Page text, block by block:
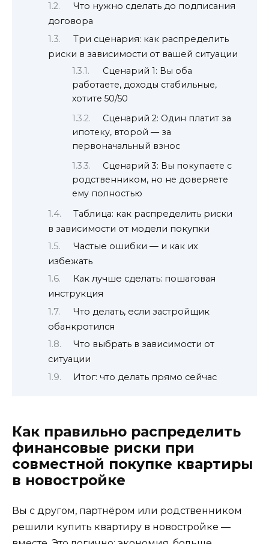
Что нужно сделать до подписания
договора
Три сценария: как распределить
риски в зависимости от вашей ситуации
Сценарий 1: Вы оба
работаете, доходы стабильные,
хотите 50/50
Сценарий 2: Один платит за
ипотеку, второй — за
первоначальный взнос
Сценарий 3: Вы покупаете с
родственником, но не доверяете
ему полностью
Таблица: как распределить риски
в зависимости от модели покупки
Частые ошибки — и как их
избежать
Как лучше сделать: пошаговая
инструкция
Что делать, если застройщик
обанкротился
Что выбрать в зависимости от
ситуации
Итог: что делать прямо сейчас
Как правильно распределить
финансовые риски при
совместной покупке квартиры
в новостройке
Вы с другом, партнёром или родственником
решили купить квартиру в новостройке —